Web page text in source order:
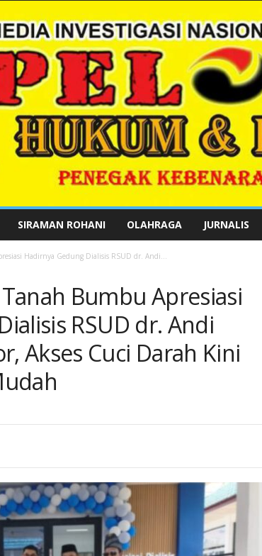
SIRAMAN ROHANI OLAHRAGA JURNALIS
Hadirnya Gedung Dialisis RSUD dr. Andi...
Bumbu Apresiasi
RSUD dr. Andi
Akses Cuci Darah Kini